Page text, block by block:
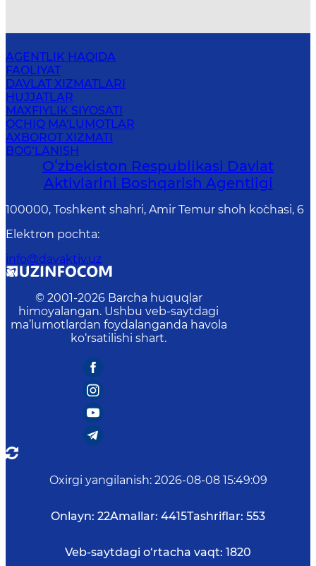
AGENTLIK HAQIDA
FAOLIYAT
DAVLAT XIZMATLARI
HUJJATLAR
MAXFIYLIK SIYOSATI
OCHIQ MA'LUMOTLAR
AXBOROT XIZMATI
BOG‘LANISH
Oʻzbekiston Respublikasi Davlat
Aktivlarini Boshqarish Agentligi
100000, Toshkent shahri, Amir Temur shoh ko`chasi, 6
Elektron pochta:
info@davaktiv.uz
© 2001-2026 Barcha huquqlar
himoyalangan. Ushbu veb-saytdagi
ma’lumotlardan foydalanganda havola
ko‘rsatilishi shart.
Oxirgi yangilanish: 2026-08-08 15:49:09
Onlayn: 22Amallar: 4415Tashriflar: 553
Veb-saytdagi o‘rtacha vaqt: 1820